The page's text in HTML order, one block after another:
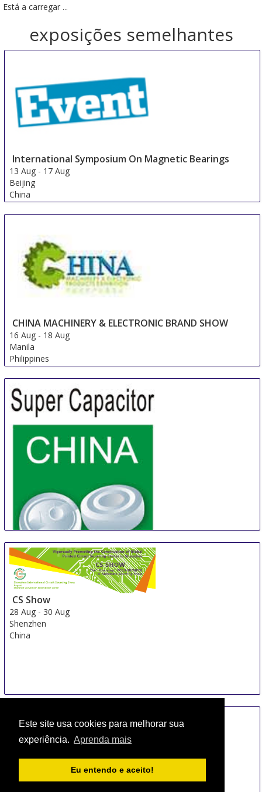
Este site usa cookies para melhorar sua
experiência. Aprenda mais
Eu entendo e aceito!
Está a carregar ...
exposições semelhantes
International Symposium On Magnetic Bearings
13 Aug - 17 Aug
Beijing
China
CHINA MACHINERY & ELECTRONIC BRAND SHOW
16 Aug - 18 Aug
Manila
Philippines
China Shanghai International Super-Capacitor
Industry Fair
21 Aug-23 Aug
Shanghai
China
CS Show
28 Aug - 30 Aug
Shenzhen
China